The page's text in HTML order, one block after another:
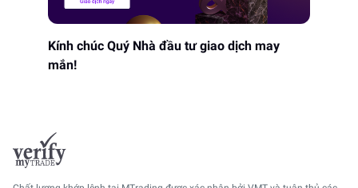
Kính chúc Quý Nhà đầu tư giao dịch may
mắn!